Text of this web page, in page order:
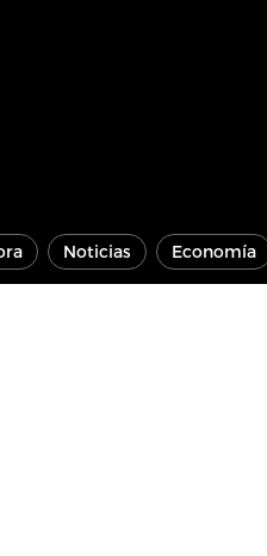
Noticias Economía